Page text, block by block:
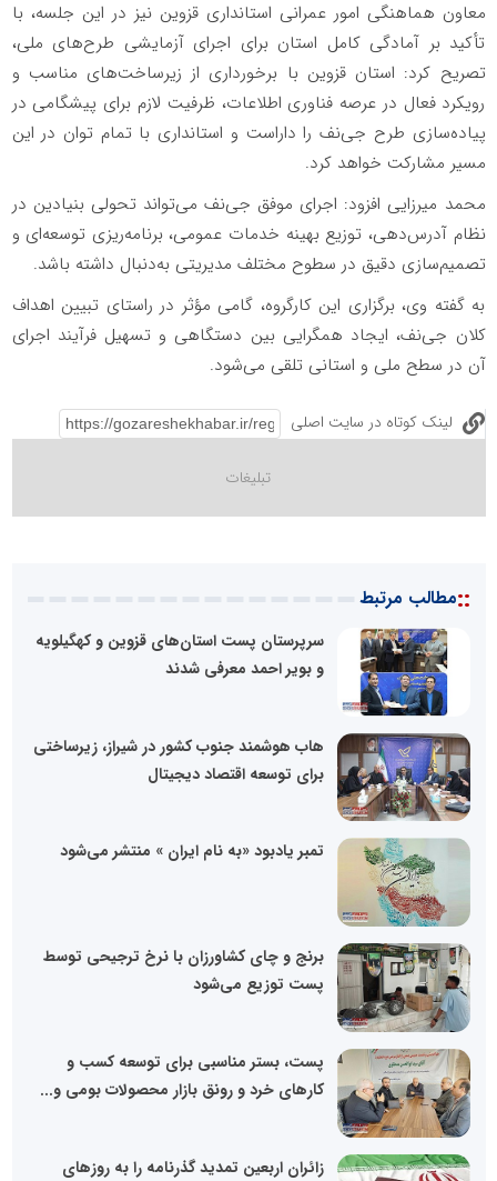
معاون هماهنگی امور عمرانی استانداری قزوین نیز در این جلسه، با
تأکید بر آمادگی کامل استان برای اجرای آزمایشی طرح‌های ملی،
تصریح کرد: استان قزوین با برخورداری از زیرساخت‌های مناسب و
رویکرد فعال در عرصه فناوری اطلاعات، ظرفیت لازم برای پیشگامی در
پیاده‌سازی طرح جی‌نف را داراست و استانداری با تمام توان در این
مسیر مشارکت خواهد کرد.
محمد میرزایی افزود: اجرای موفق جی‌نف می‌تواند تحولی بنیادین در
نظام آدرس‌دهی، توزیع بهینه خدمات عمومی، برنامه‌ریزی توسعه‌ای و
تصمیم‌سازی دقیق در سطوح مختلف مدیریتی به‌دنبال داشته باشد.
به گفته وی، برگزاری این کارگروه، گامی مؤثر در راستای تبیین اهداف
کلان جی‌نف، ایجاد همگرایی بین‌ دستگاهی و تسهیل فرآیند اجرای
آن در سطح ملی و استانی تلقی می‌شود.
لینک کوتاه در سایت اصلی
::مطالب مرتبط
سرپرستان پست استان‌های قزوین و کهگیلویه
و بویر احمد معرفی شدند
هاب هوشمند جنوب کشور در شیراز، زیرساختی
برای توسعه اقتصاد دیجیتال
تمبر یادبود «به نام ایران » منتشر می‌شود
برنج و چای کشاورزان با نرخ ترجیحی توسط
پست توزیع می‌شود
پست، بستر مناسبی برای توسعه کسب و
کارهای خرد و رونق بازار محصولات بومی و...
زائران اربعین تمدید گذرنامه را به روزهای